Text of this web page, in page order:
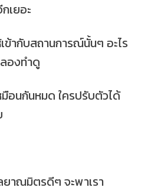
เยอะ
ข้ากับสถานการณ์นั้นๆ อะไร
องทำดู
มือนกันหมด ใครปรับตัวได้
าณมิตรดีๆ จะพาเรา